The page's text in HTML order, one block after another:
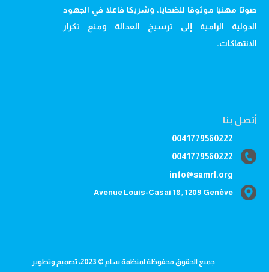
صوتا مهنيا موثوقا للضحايا، وشريكا فاعلا في الجهود
الدولية الرامية إلى ترسيخ العدالة ومنع تكرار
الانتهاكات.
أتصل بنا
0041779560222
0041779560222
info@samrl.org
Avenue Louis-Casaï 18, 1209 Genève
جميع الحقوق محفوظة لمنظمة سام © 2023، تصميم وتطوير